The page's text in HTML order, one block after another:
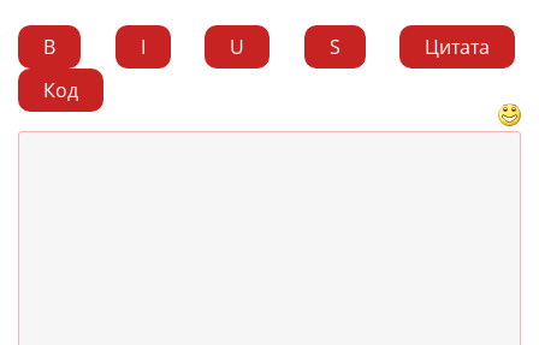
B I U S
Цитата
Код